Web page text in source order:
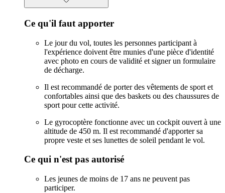
Ce qu'il faut apporter
Le jour du vol, toutes les personnes participant à
l'expérience doivent être munies d'une pièce d'identité
avec photo en cours de validité et signer un formulaire
de décharge.
Il est recommandé de porter des vêtements de sport et
confortables ainsi que des baskets ou des chaussures de
sport pour cette activité.
Le gyrocoptère fonctionne avec un cockpit ouvert à une
altitude de 450 m. Il est recommandé d'apporter sa
propre veste et ses lunettes de soleil pendant le vol.
Ce qui n'est pas autorisé
Les jeunes de moins de 17 ans ne peuvent pas
participer.